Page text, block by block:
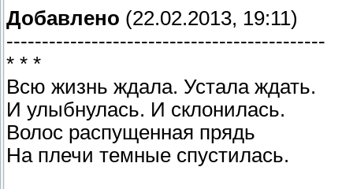
Добавлено (22.02.2013, 19:11)
---------------------------------------------
* * *
Всю жизнь ждала. Устала ждать.
И улыбнулась. И склонилась.
Волос распущенная прядь
На плечи темные спустилась.